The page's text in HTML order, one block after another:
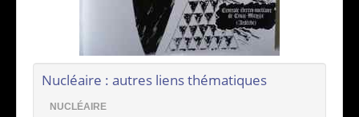
Nucléaire : autres liens thématiques
NUCLÉAIRE